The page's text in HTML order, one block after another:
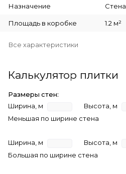
Назначение Стена
Площадь в коробке 1.2 м²
Все характеристики
Калькулятор плитки
Размеры стен:
Ширина, м
Высота, м
Меньшая по ширине стена
Ширина, м
Высота, м
Большая по ширине стена